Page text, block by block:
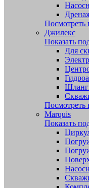
Посмотреть
Джилекс
Показать
Для
Посмотреть
Marquis
Показать